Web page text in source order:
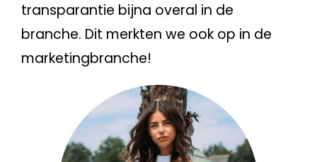
transparantie bijna overal in de
branche. Dit merkten we ook op in de
marketingbranche!